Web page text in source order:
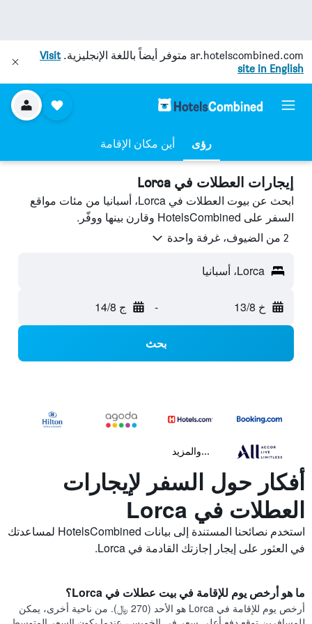
ar.hotelscombined.com متوفر أيضاً باللغة الإنجليزية.Visit
site in English
رؤى أين مكان الإقامة
إيجارات العطلات في Lorca
ابحث عن بيوت العطلات في Lorca، أسبانيا من مئات مواقع
السفر على HotelsCombined وقارن بينها ووفّر.
2 من الضيوف، غرفة واحدة
Lorca، أسبانيا
خ 13/8 - ج 14/8
بحث
...والمزيد
أفكار حول السفر لإيجارات
العطلات في Lorca
استخدم نصائحنا المستندة إلى بيانات HotelsCombined لمساعدتك
في العثور على إيجار إجازتك القادمة في Lorca.
ما هو أرخص يوم للإقامة في بيت عطلات في Lorca؟
أرخص يوم للإقامة في Lorca هو الأحد (270 ﷼). من ناحية أخرى، يمكن